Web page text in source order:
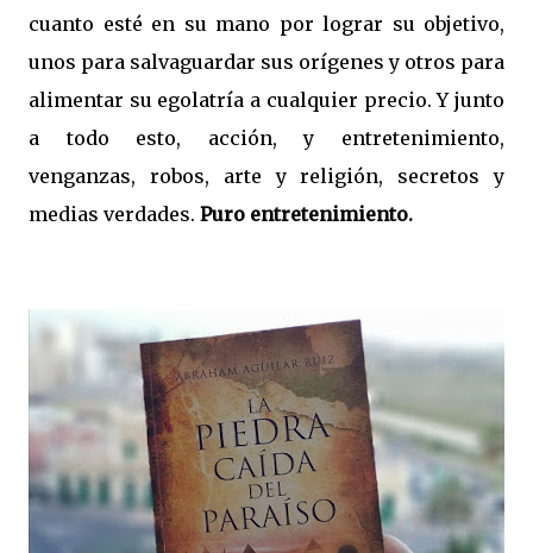
cuanto esté en su mano por lograr su objetivo,
unos para salvaguardar sus orígenes y otros para
alimentar su egolatría a cualquier precio. Y junto
a todo esto, acción, y entretenimiento,
venganzas, robos, arte y religión, secretos y
medias verdades. Puro entretenimiento.